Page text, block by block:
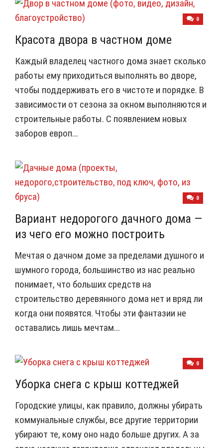
0
Красота двора в частном доме
Каждый владелец частного дома знает сколько
работы ему приходиться выполнять во дворе,
чтобы поддерживать его в чистоте и порядке. В
зависимости от сезона за окном выполняются и
строительные работы. С появлением новых
заборов европ...
0
Вариант недорогого дачного дома —
из чего его можно построить
Мечтая о дачном доме за пределами душного и
шумного города, большинство из нас реально
понимает, что больших средств на
строительство деревянного дома нет и вряд ли
когда они появятся. Чтобы эти фантазии не
оставались лишь мечтам...
0
Уборка снега с крыш коттеджей
Городские улицы, как правило, должны убирать
коммунальные службы, все другие территории
убирают те, кому оно надо больше других. А за